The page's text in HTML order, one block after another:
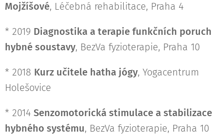
Mojžíšové, Léčebná rehabilitace, Praha 4
* 2019 Diagnostika a terapie funkčních poruch
hybné soustavy, BezVa fyzioterapie, Praha 10
* 2018 Kurz učitele hatha jógy, Yogacentrum
Holešovice
* 2014 Senzomotorická stimulace a stabilizace
hybného systému, BezVa fyzioterapie, Praha 10